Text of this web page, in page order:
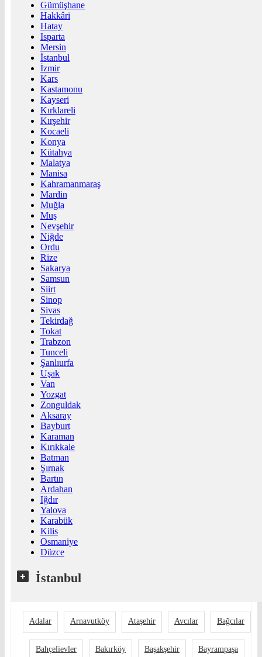
Gümüşhane
Hakkâri
Hatay
Isparta
Mersin
İstanbul
İzmir
Kars
Kastamonu
Kayseri
Kırklareli
Kırşehir
Kocaeli
Konya
Kütahya
Malatya
Manisa
Kahramanmaraş
Mardin
Muğla
Muş
Nevşehir
Niğde
Ordu
Rize
Sakarya
Samsun
Siirt
Sinop
Sivas
Tekirdağ
Tokat
Trabzon
Tunceli
Şanlıurfa
Uşak
Van
Yozgat
Zonguldak
Aksaray
Bayburt
Karaman
Kırıkkale
Batman
Şırnak
Bartın
Ardahan
Iğdır
Yalova
Karabük
Kilis
Osmaniye
Düzce
İstanbul
Adalar Arnavutköy Ataşehir Avcılar Bağcılar
Bahçelievler Bakırköy Başakşehir Bayrampaşa